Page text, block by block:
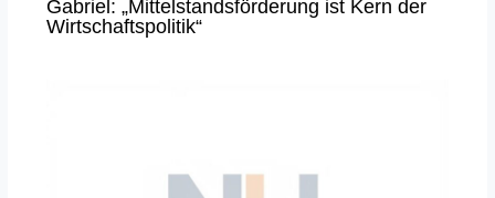
Gabriel: „Mittelstandsförderung ist Kern der
Wirtschaftspolitik“